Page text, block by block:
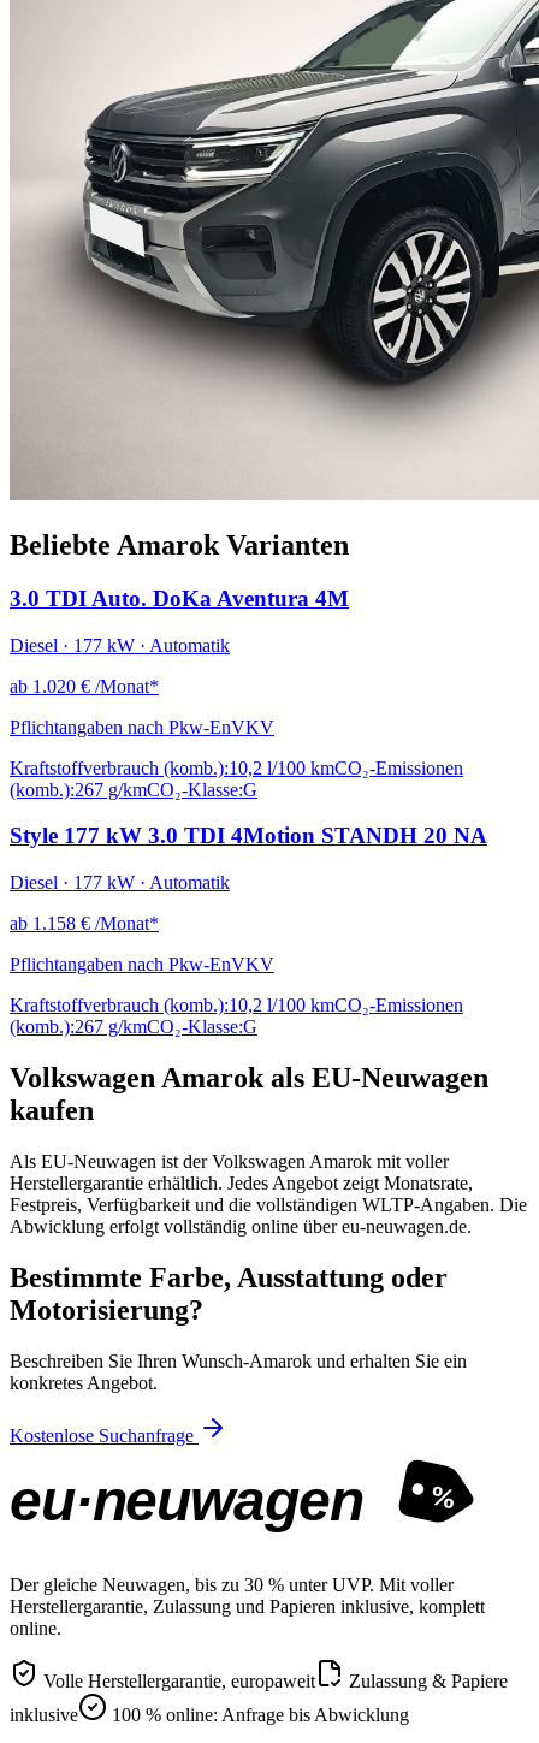
Beliebte Amarok Varianten
3.0 TDI Auto. DoKa Aventura 4M
Diesel · 177 kW · Automatik
ab 1.020 € /Monat*
Pflichtangaben nach Pkw-EnVKV
Kraftstoffverbrauch (komb.):10,2 l/100 kmCO₂-Emissionen
(komb.):267 g/kmCO₂-Klasse:G
Style 177 kW 3.0 TDI 4Motion STANDH 20 NA
Diesel · 177 kW · Automatik
ab 1.158 € /Monat*
Pflichtangaben nach Pkw-EnVKV
Kraftstoffverbrauch (komb.):10,2 l/100 kmCO₂-Emissionen
(komb.):267 g/kmCO₂-Klasse:G
Volkswagen Amarok als EU-Neuwagen
kaufen
Als EU-Neuwagen ist der Volkswagen Amarok mit voller
Herstellergarantie erhältlich. Jedes Angebot zeigt Monatsrate,
Festpreis, Verfügbarkeit und die vollständigen WLTP-Angaben. Die
Abwicklung erfolgt vollständig online über eu-neuwagen.de.
Bestimmte Farbe, Ausstattung oder
Motorisierung?
Beschreiben Sie Ihren Wunsch-Amarok und erhalten Sie ein
konkretes Angebot.
Kostenlose Suchanfrage
eu·neuwagen %
Der gleiche Neuwagen, bis zu 30 % unter UVP. Mit voller
Herstellergarantie, Zulassung und Papieren inklusive, komplett
online.
Volle Herstellergarantie, europaweit
Zulassung & Papiere
inklusive
100 % online: Anfrage bis Abwicklung